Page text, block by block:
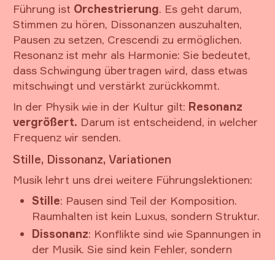
Führung ist Orchestrierung. Es geht darum,
Stimmen zu hören, Dissonanzen auszuhalten,
Pausen zu setzen, Crescendi zu ermöglichen.
Resonanz ist mehr als Harmonie: Sie bedeutet,
dass Schwingung übertragen wird, dass etwas
mitschwingt und verstärkt zurückkommt.
In der Physik wie in der Kultur gilt: Resonanz
vergrößert. Darum ist entscheidend, in welcher
Frequenz wir senden.
Stille, Dissonanz, Variationen
Musik lehrt uns drei weitere Führungslektionen:
Stille: Pausen sind Teil der Komposition.
Raumhalten ist kein Luxus, sondern Struktur.
Dissonanz: Konflikte sind wie Spannungen in
der Musik. Sie sind kein Fehler, sondern